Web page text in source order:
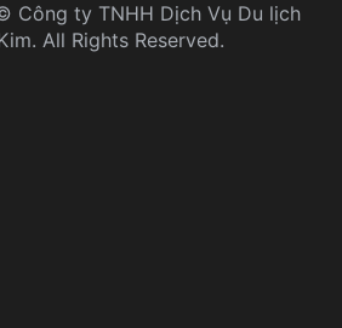
Công ty TNHH Dịch Vụ Du lịch
All Rights Reserved.